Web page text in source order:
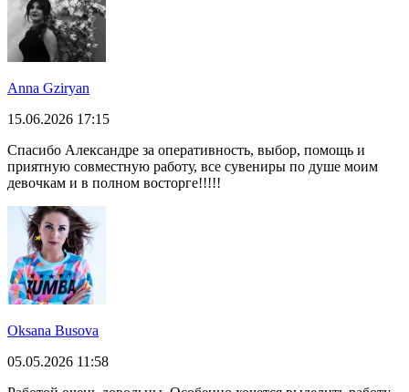
Anna Gziryan
15.06.2026 17:15
Спасибо Александре за оперативность, выбор, помощь и
приятную совместную работу, все сувениры по душе моим
девочкам и в полном восторге!!!!!
Oksana Busova
05.05.2026 11:58